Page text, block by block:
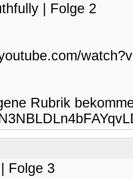
| Folge 2
Rubrik
Folge 3